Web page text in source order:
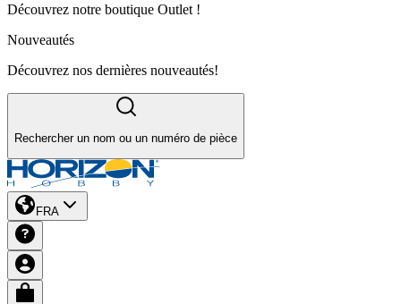
Découvrez notre boutique Outlet !
Nouveautés
Découvrez nos dernières nouveautés!
Rechercher un nom ou un numéro de pièce
FRA